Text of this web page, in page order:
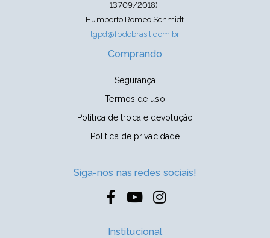
13709/2018):
Humberto Romeo Schmidt
lgpd@fbdobrasil.com.br
Comprando
Segurança
Termos de uso
Política de troca e devolução
Política de privacidade
Siga-nos nas redes sociais!
Institucional